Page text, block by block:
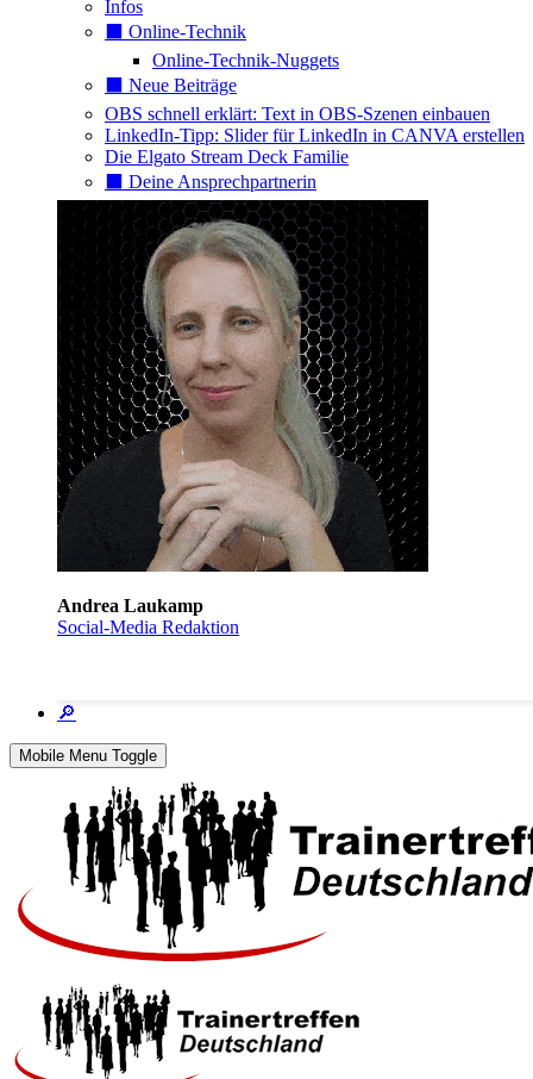
Infos
⬛️ Online-Technik
Online-Technik-Nuggets
⬛️ Neue Beiträge
OBS schnell erklärt: Text in OBS-Szenen einbauen
LinkedIn-Tipp: Slider für LinkedIn in CANVA erstellen
Die Elgato Stream Deck Familie
⬛️ Deine Ansprechpartnerin
Andrea Laukamp
Social-Media Redaktion
🔎
Mobile Menu Toggle